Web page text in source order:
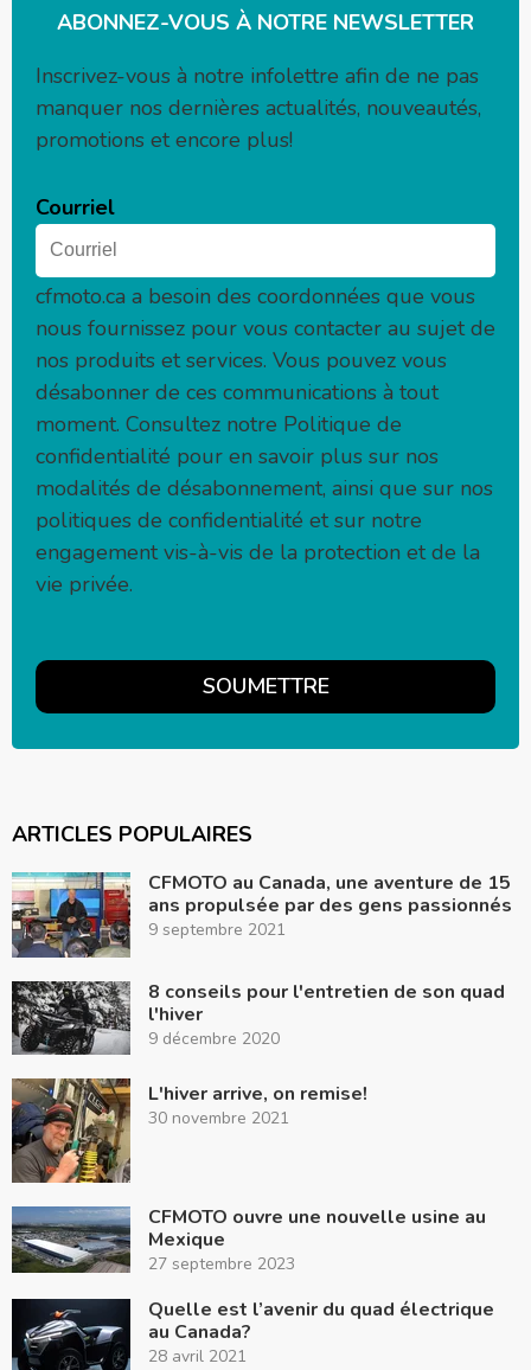
ABONNEZ-VOUS À NOTRE NEWSLETTER
Inscrivez-vous à notre infolettre afin de ne pas
manquer nos dernières actualités, nouveautés,
promotions et encore plus!
Courriel
cfmoto.ca a besoin des coordonnées que vous
nous fournissez pour vous contacter au sujet de
nos produits et services. Vous pouvez vous
désabonner de ces communications à tout
moment. Consultez notre Politique de
confidentialité pour en savoir plus sur nos
modalités de désabonnement, ainsi que sur nos
politiques de confidentialité et sur notre
engagement vis-à-vis de la protection et de la
vie privée.
ARTICLES POPULAIRES
CFMOTO au Canada, une aventure de 15
ans propulsée par des gens passionnés
9 septembre 2021
8 conseils pour l'entretien de son quad
l'hiver
9 décembre 2020
L'hiver arrive, on remise!
30 novembre 2021
CFMOTO ouvre une nouvelle usine au
Mexique
27 septembre 2023
Quelle est l’avenir du quad électrique
au Canada?
28 avril 2021